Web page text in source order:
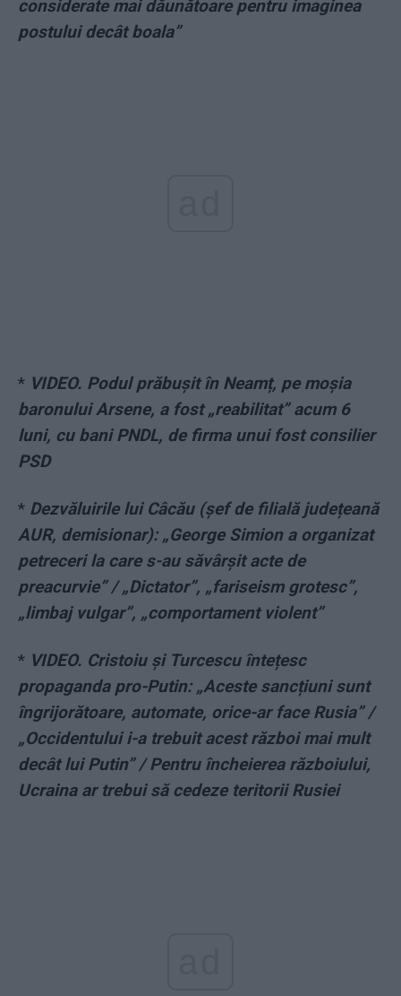
considerate mai dăunătoare pentru imaginea
postului decât boala”
* VIDEO. Podul prăbușit în Neamț, pe moșia
baronului Arsene, a fost „reabilitat” acum 6
luni, cu bani PNDL, de firma unui fost consilier
PSD
* Dezvăluirile lui Câcău (șef de filială județeană
AUR, demisionar): „George Simion a organizat
petreceri la care s-au săvârșit acte de
preacurvie” / „Dictator”, „fariseism grotesc”,
„limbaj vulgar”, „comportament violent”
* VIDEO. Cristoiu și Turcescu întețesc
propaganda pro-Putin: „Aceste sancțiuni sunt
îngrijorătoare, automate, orice-ar face Rusia” /
„Occidentului i-a trebuit acest război mai mult
decât lui Putin” / Pentru încheierea războiului,
Ucraina ar trebui să cedeze teritorii Rusiei